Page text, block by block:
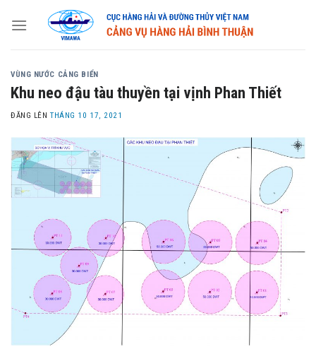
VÙNG NƯỚC CẢNG BIỂN
Khu neo đậu tàu thuyền tại vịnh Phan Thiết
ĐĂNG LÊNTHÁNG 10 17, 2021